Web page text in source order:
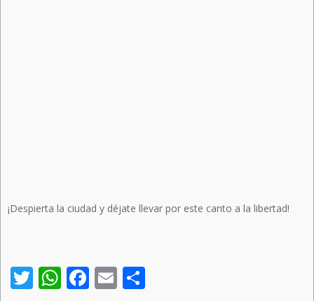
¡Despierta la ciudad y déjate llevar por este canto a la libertad!
Twitter
WhatsApp
Facebook
Email